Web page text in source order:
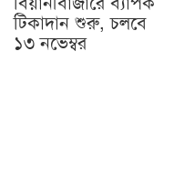
টিকাদান শুরু, চলবে
১৩ নভেম্বর